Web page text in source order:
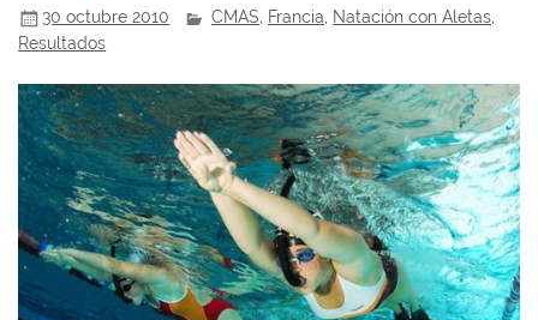
30 octubre 2010 CMAS, Francia, Natación con Aletas,
Resultados